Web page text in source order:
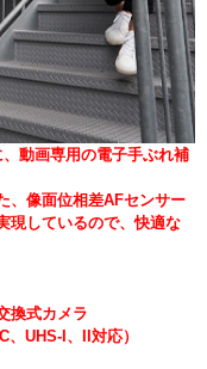
動画専用の電子手ぶれ補
、像面位相差AFセンサー
現しているので、快適な
換式カメラ
UHS-I、II対応）